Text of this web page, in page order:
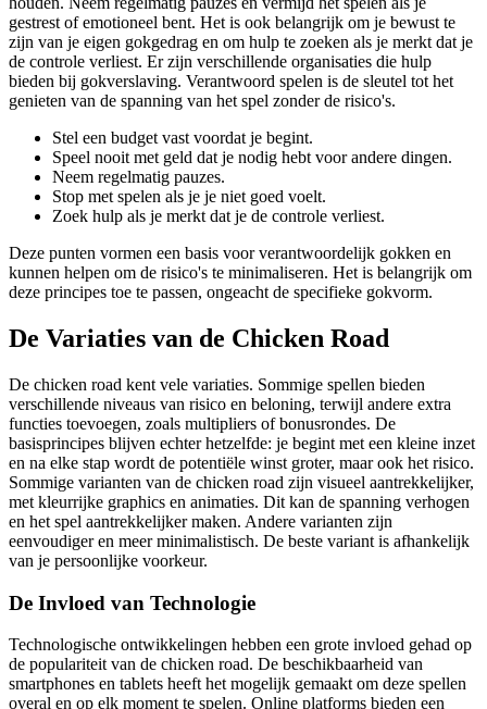
gestrest of emotioneel bent. Het is ook belangrijk om je bewust te
zijn van je eigen gokgedrag en om hulp te zoeken als je merkt dat je
de controle verliest. Er zijn verschillende organisaties die hulp
bieden bij gokverslaving. Verantwoord spelen is de sleutel tot het
genieten van de spanning van het spel zonder de risico's.
Stel een budget vast voordat je begint.
Speel nooit met geld dat je nodig hebt voor andere dingen.
Neem regelmatig pauzes.
Stop met spelen als je je niet goed voelt.
Zoek hulp als je merkt dat je de controle verliest.
Deze punten vormen een basis voor verantwoordelijk gokken en
kunnen helpen om de risico's te minimaliseren. Het is belangrijk om
deze principes toe te passen, ongeacht de specifieke gokvorm.
De Variaties van de Chicken Road
De chicken road kent vele variaties. Sommige spellen bieden
verschillende niveaus van risico en beloning, terwijl andere extra
functies toevoegen, zoals multipliers of bonusrondes. De
basisprincipes blijven echter hetzelfde: je begint met een kleine inzet
en na elke stap wordt de potentiële winst groter, maar ook het risico.
Sommige varianten van de chicken road zijn visueel aantrekkelijker,
met kleurrijke graphics en animaties. Dit kan de spanning verhogen
en het spel aantrekkelijker maken. Andere varianten zijn
eenvoudiger en meer minimalistisch. De beste variant is afhankelijk
van je persoonlijke voorkeur.
De Invloed van Technologie
Technologische ontwikkelingen hebben een grote invloed gehad op
de populariteit van de chicken road. De beschikbaarheid van
smartphones en tablets heeft het mogelijk gemaakt om deze spellen
overal en op elk moment te spelen. Online platforms bieden een